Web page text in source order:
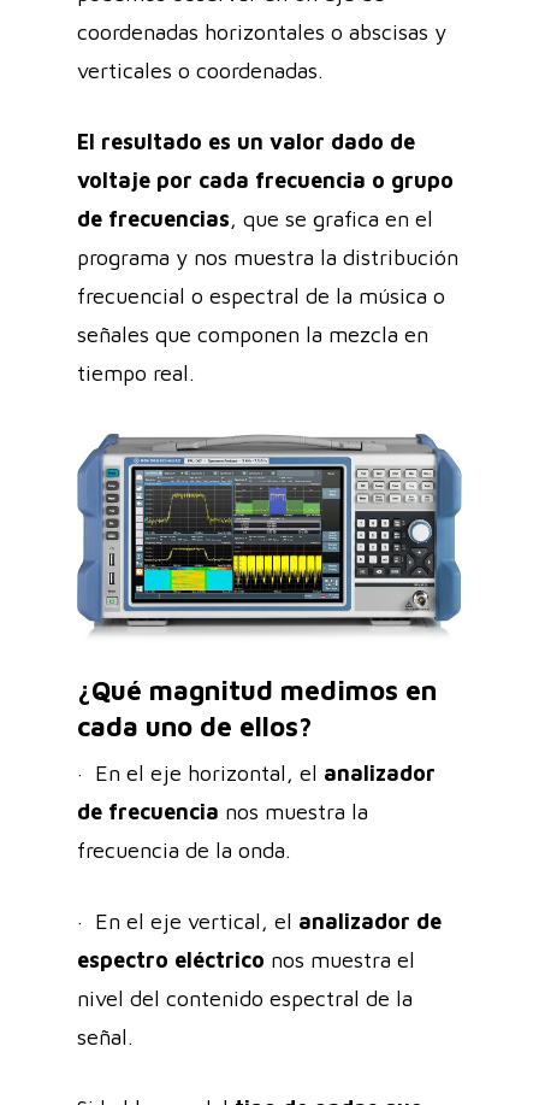
coordenadas horizontales o abscisas y
verticales o coordenadas.
El resultado es un valor dado de
voltaje por cada frecuencia o grupo
de frecuencias, que se grafica en el
programa y nos muestra la distribución
frecuencial o espectral de la música o
señales que componen la mezcla en
tiempo real.
¿Qué magnitud medimos en
cada uno de ellos?
· En el eje horizontal, el analizador
de frecuencia nos muestra la
frecuencia de la onda.
· En el eje vertical, el analizador de
espectro eléctrico nos muestra el
nivel del contenido espectral de la
señal.